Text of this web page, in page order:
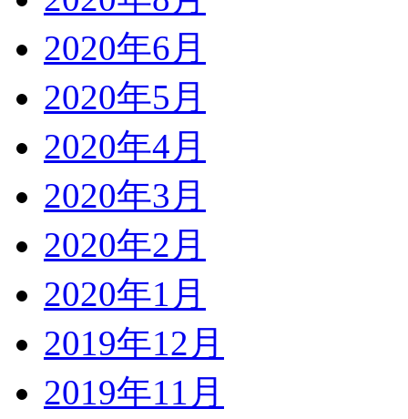
2020年6月
2020年5月
2020年4月
2020年3月
2020年2月
2020年1月
2019年12月
2019年11月